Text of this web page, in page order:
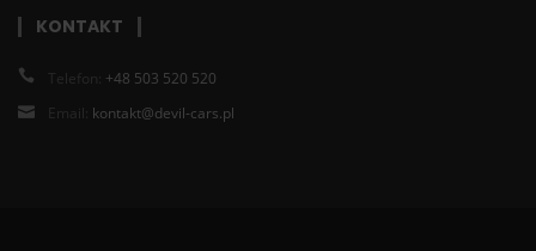
KONTAKT
Telefon: +48 503 520 520
Email: kontakt@devil-cars.pl